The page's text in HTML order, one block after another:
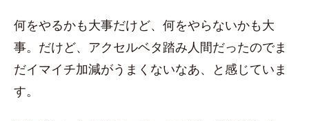
何をやるかも大事だけど、何をやらないかも大
事。だけど、アクセルベタ踏み人間だったのでま
だイマイチ加減がうまくないなあ、と感じていま
す。